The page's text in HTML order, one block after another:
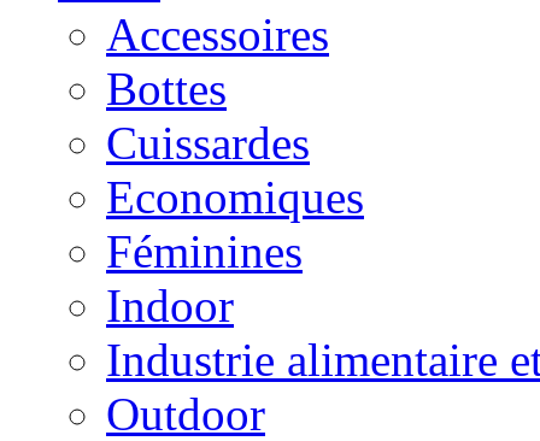
Accessoires
Bottes
Cuissardes
Economiques
Féminines
Indoor
Industrie alimentaire
Outdoor